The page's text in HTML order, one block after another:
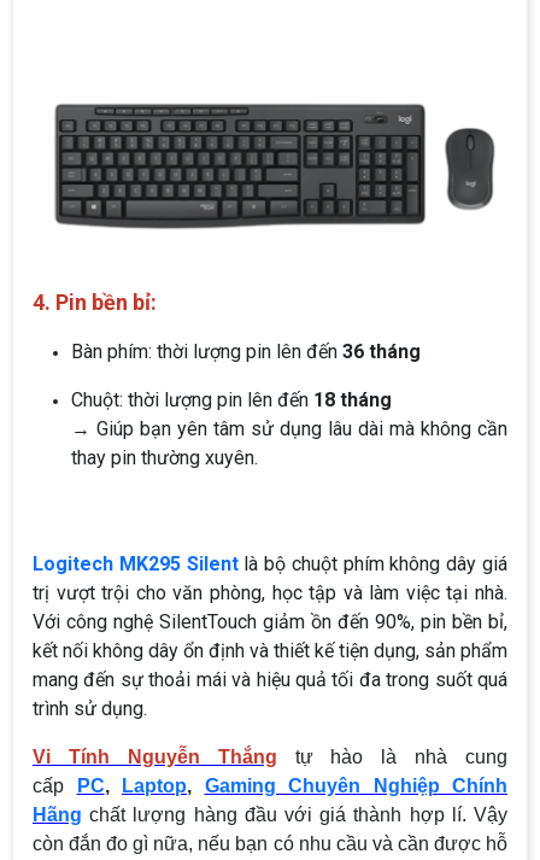
4. Pin bền bỉ:
Bàn phím: thời lượng pin lên đến 36 tháng
Chuột: thời lượng pin lên đến 18 tháng
→ Giúp bạn yên tâm sử dụng lâu dài mà không cần
thay pin thường xuyên.
Logitech MK295 Silentlà bộ chuột phím không dây giá
trị vượt trội cho văn phòng, học tập và làm việc tại nhà.
Với công nghệ SilentTouch giảm ồn đến 90%, pin bền bỉ,
kết nối không dây ổn định và thiết kế tiện dụng, sản phẩm
mang đến sự thoải mái và hiệu quả tối đa trong suốt quá
trình sử dụng.
Vi Tính Nguyễn Thắng tự hào là nhà cung
cấp
PC, Laptop, Gaming Chuyên Nghiệp Chính
Hãng chất lượng hàng đầu với giá thành hợp lí. Vậy
còn đắn đo gì nữa, nếu bạn có nhu cầu và cần được hỗ